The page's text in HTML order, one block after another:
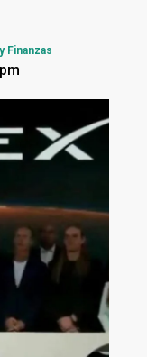
Finanzas